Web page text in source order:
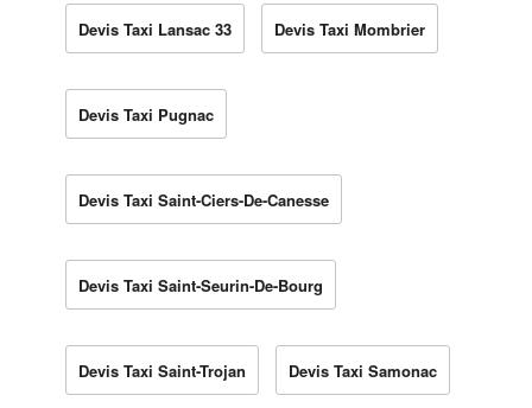
Devis Taxi Lansac 33 Devis Taxi Mombrier
Devis Taxi Pugnac
Devis Taxi Saint-Ciers-De-Canesse
Devis Taxi Saint-Seurin-De-Bourg
Devis Taxi Saint-Trojan Devis Taxi Samonac